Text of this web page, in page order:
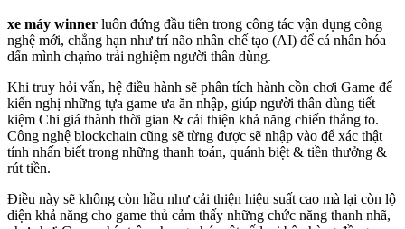
xe máy winner luôn đứng đầu tiên trong công tác vận dụng công
nghệ mới, chẳng hạn như trí não nhân chế tạo (AI) để cá nhân hóa
dấn mình chạm̀o trải nghiệm người thân dùng.
Khi truy hỏi vấn, hệ điều hành sẽ phân tích hành cồn chơi Game để
kiến nghị những tựa game ưa ăn nhập, giúp người thân dùng tiết
kiệm Chi giá thành thời gian & cải thiện khả năng chiến thắng to.
Công nghệ blockchain cũng sẽ từng được sẽ nhập vào để xác thật
tính nhấn biết trong những thanh toán, quánh biệt & tiền thưởng &
rút tiền.
Điều này sẽ không còn hầu như cải thiện hiệu suất cao mà lại còn lộ
diện khả năng cho game thủ cảm thấy những chức năng thanh nhã,